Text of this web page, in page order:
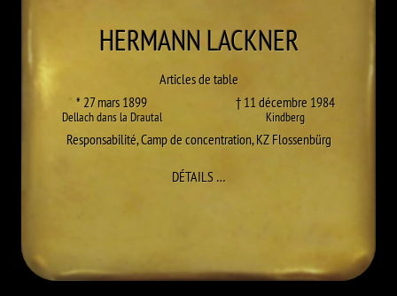
HERMANNLACKNER
Articles de table
* 27 mars 1899
Dellach dans la Drautal
† 11 décembre 1984
Kindberg
Responsabilité,Camp de concentration,KZ Flossenbürg
DÉTAILS…À HERMANN LACKNER